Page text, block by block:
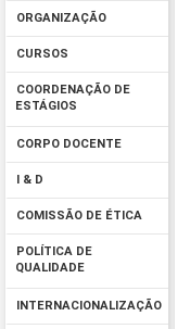
ORGANIZAÇÃO
CURSOS
COORDENAÇÃO DE
ESTÁGIOS
CORPO DOCENTE
I & D
COMISSÃO DE ÉTICA
POLÍTICA DE
QUALIDADE
INTERNACIONALIZAÇÃO